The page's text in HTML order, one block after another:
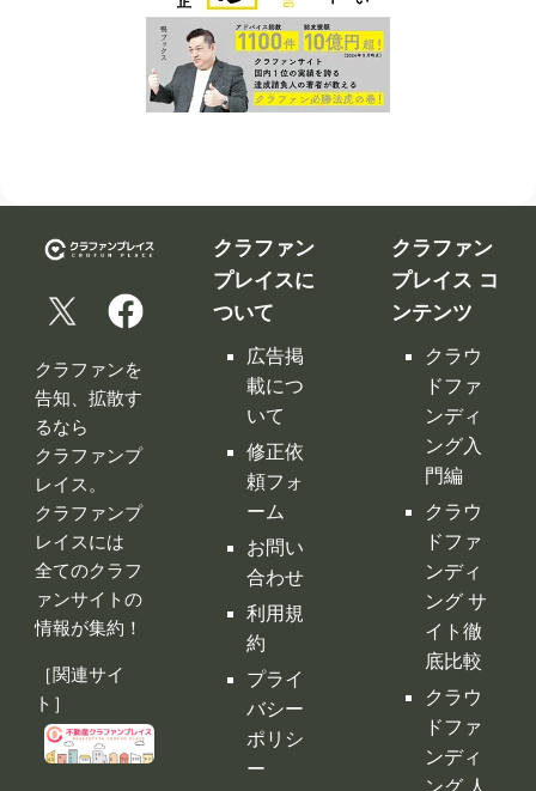
告知、拡散す
クラファンプ
クラファンプ
全てのクラフ
ァンサイトの
情報が集約！
［関連サイ
ト］
クラファン
プレイスに
ついて
修正依
頼フォ
ーム
お問い
合わせ
利用規
約
プライ
バシー
ポリシ
ー
特定商
取引法
に基づ
く表示
運営会
社
ング入
門編
クラウ
ドファ
ンディ
ング サ
イト徹
底比較
クラウ
ドファ
ンディ
ング 人
気サイ
トラン
クラウ
ドファ
ンディ